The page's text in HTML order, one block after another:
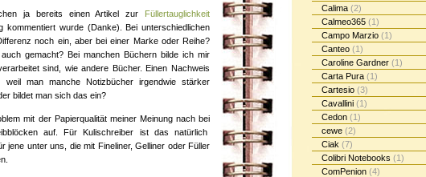
ja bereits einen Artikel zur Füllertauglichkeit
kommentiert wurde (Danke). Bei unterschiedlichen
noch ein, aber bei einer Marke oder Reihe?
gemacht? Bei manchen Büchern bilde ich mir
sind, wie andere Bücher. Einen Nachweis
man manche Notizbücher irgendwie stärker
bildet man sich das ein?
mit der Papierqualität meiner Meinung nach bei
auf. Für Kulischreiber ist das natürlich
jene unter uns, die mit Fineliner, Gelliner oder Füller
Calima (2)
Calmeo365 (1)
Campo Marzio (1)
Canteo (1)
Caroline Gardner (1)
Carta Pura (1)
Cartesio (3)
Cavallini (1)
Cedon (1)
cewe (2)
Ciak (7)
Colibri Notebooks (1)
ComPenion (4)